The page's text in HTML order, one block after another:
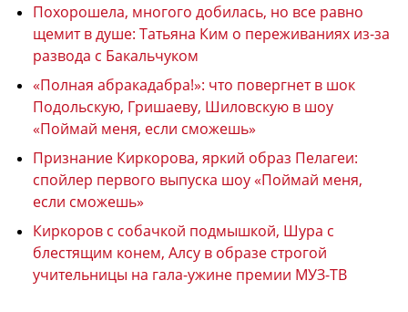
Похорошела, многого добилась, но все равно
щемит в душе: Татьяна Ким о переживаниях из-за
развода с Бакальчуком
«Полная абракадабра!»: что повергнет в шок
Подольскую, Гришаеву, Шиловскую в шоу
«Поймай меня, если сможешь»
Признание Киркорова, яркий образ Пелагеи:
спойлер первого выпуска шоу «Поймай меня,
если сможешь»
Киркоров с собачкой подмышкой, Шура с
блестящим конем, Алсу в образе строгой
учительницы на гала-ужине премии МУЗ-ТВ